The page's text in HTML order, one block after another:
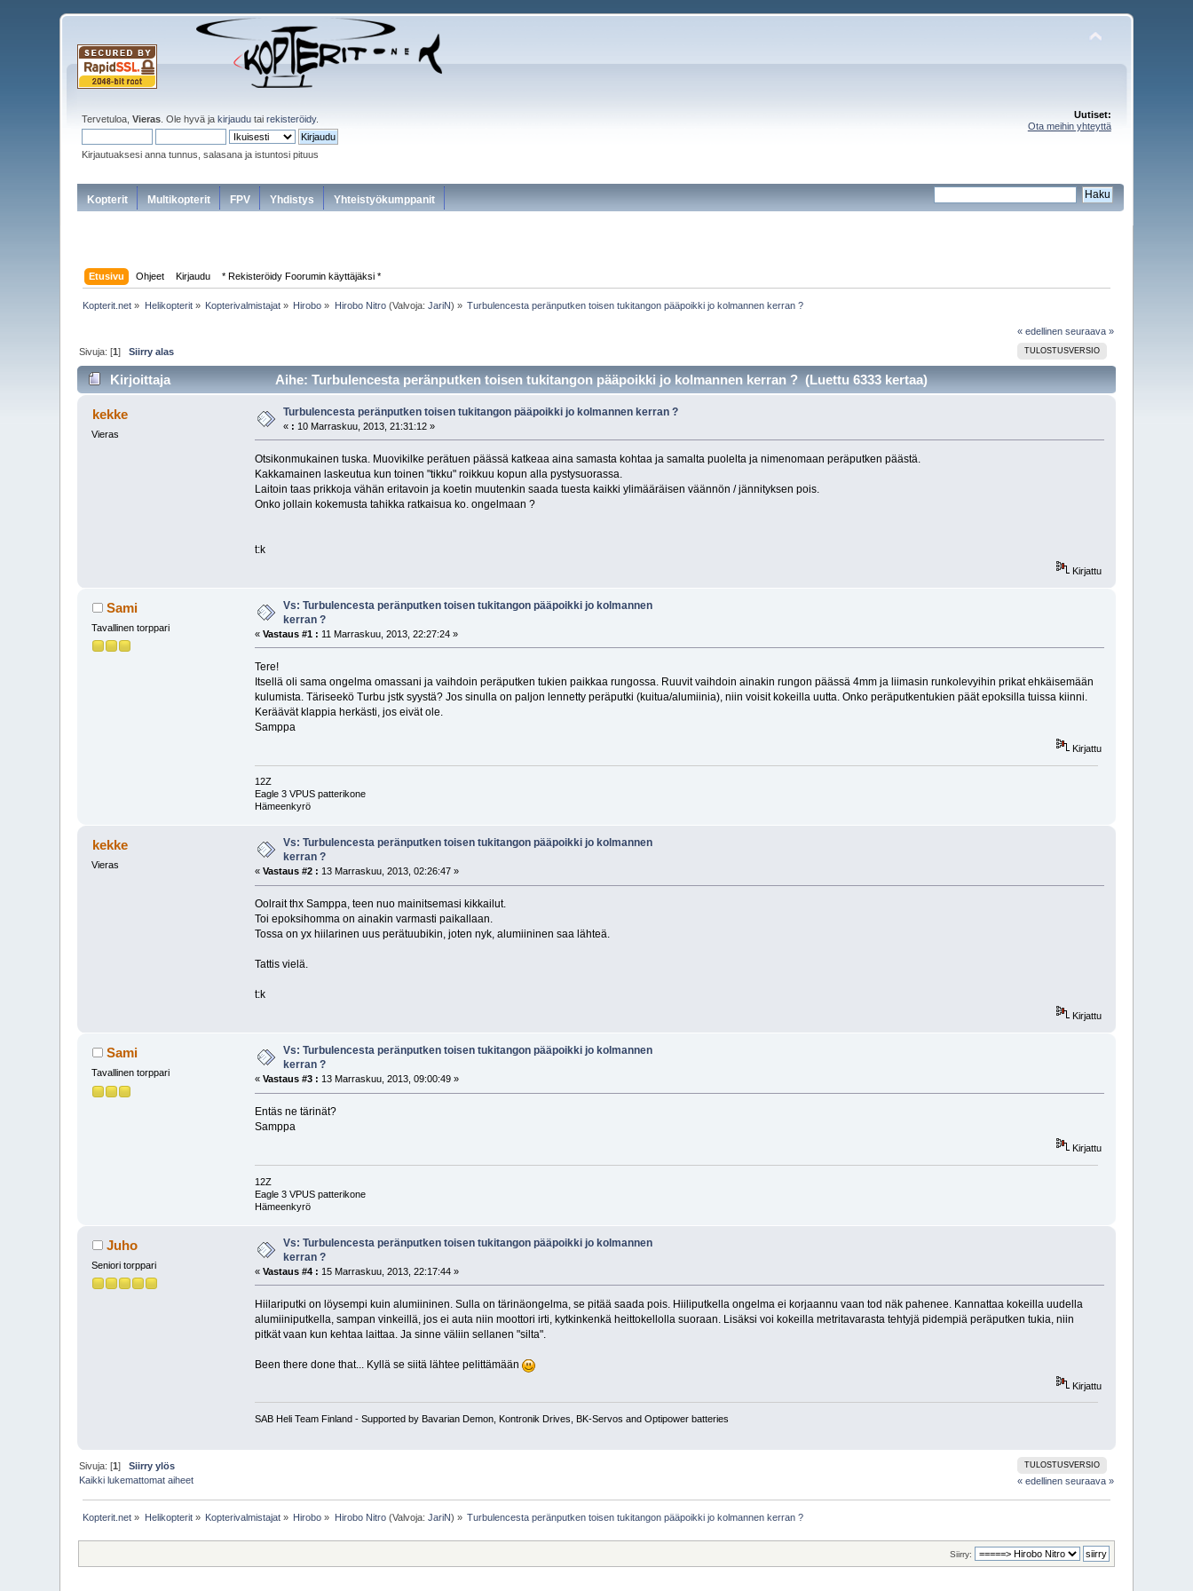
Tervetuloa,Vieras . Ole hyvä jakirjaudu tairekisteröidy.
Kirjautuaksesi anna tunnus, salasana ja istuntosi pituus
Uutiset:
Ota meihin yhteyttä
Kopterit Multikopterit FPV Yhdistys Yhteistyökumppanit
Etusivu Ohjeet Kirjaudu * Rekisteröidy Foorumin käyttäjäksi *
Kopterit.net » Helikopterit» Kopterivalmistajat » Hirobo » Hirobo Nitro(Valvoja: JariN) » Turbulencesta peränputken toisen tukitangon pääpoikki jo kolmannen kerran ?
« edellinen seuraava »
TULOSTUSVERSIO
Sivuja: [1]Siirry alas
Kirjoittaja Aihe: Turbulencesta peränputken toisen tukitangon pääpoikki jo kolmannen kerran ? (Luettu 6333 kertaa)
kekke
Vieras
Turbulencesta peränputken toisen tukitangon pääpoikki jo kolmannen kerran ?
« : 10 Marraskuu, 2013, 21:31:12 »
Otsikonmukainen tuska. Muovikilke perätuen päässä katkeaa aina samasta kohtaa ja samalta puolelta ja nimenomaan peräputken päästä.
Kakkamainen laskeutua kun toinen "tikku" roikkuu kopun alla pystysuorassa.
Laitoin taas prikkoja vähän eritavoin ja koetin muutenkin saada tuesta kaikki ylimääräisen väännön / jännityksen pois.
Onko jollain kokemusta tahikka ratkaisua ko. ongelmaan ?
t:k
Kirjattu
Sami
Tavallinen torppari
Vs: Turbulencesta peränputken toisen tukitangon pääpoikki jo kolmannen
kerran ?
« Vastaus #1 : 11 Marraskuu, 2013, 22:27:24 »
Tere!
Itsellä oli sama ongelma omassani ja vaihdoin peräputken tukien paikkaa rungossa. Ruuvit vaihdoin ainakin rungon päässä 4mm ja liimasin runkolevyihin prikat ehkäisemään
kulumista. Täriseekö Turbu jstk syystä? Jos sinulla on paljon lennetty peräputki (kuitua/alumiinia), niin voisit kokeilla uutta. Onko peräputkentukien päät epoksilla tuissa kiinni.
Keräävät klappia herkästi, jos eivät ole.
Samppa
Kirjattu
12Z
Eagle 3 VPUS patterikone
Hämeenkyrö
kekke
Vieras
Vs: Turbulencesta peränputken toisen tukitangon pääpoikki jo kolmannen
kerran ?
« Vastaus #2 : 13 Marraskuu, 2013, 02:26:47 »
Oolrait thx Samppa, teen nuo mainitsemasi kikkailut.
Toi epoksihomma on ainakin varmasti paikallaan.
Tossa on yx hiilarinen uus perätuubikin, joten nyk, alumiininen saa lähteä.
Tattis vielä.
t:k
Kirjattu
Sami
Tavallinen torppari
Vs: Turbulencesta peränputken toisen tukitangon pääpoikki jo kolmannen
kerran ?
« Vastaus #3 : 13 Marraskuu, 2013, 09:00:49 »
Entäs ne tärinät?
Samppa
Kirjattu
12Z
Eagle 3 VPUS patterikone
Hämeenkyrö
Juho
Seniori torppari
Vs: Turbulencesta peränputken toisen tukitangon pääpoikki jo kolmannen
kerran ?
« Vastaus #4 : 15 Marraskuu, 2013, 22:17:44 »
Hiilariputki on löysempi kuin alumiininen. Sulla on tärinäongelma, se pitää saada pois. Hiiliputkella ongelma ei korjaannu vaan tod näk pahenee. Kannattaa kokeilla uudella
alumiiniputkella, sampan vinkeillä, jos ei auta niin moottori irti, kytkinkenkä heittokellolla suoraan. Lisäksi voi kokeilla metritavarasta tehtyjä pidempiä peräputken tukia, niin
pitkät vaan kun kehtaa laittaa. Ja sinne väliin sellanen "silta".
Been there done that... Kyllä se siitä lähtee pelittämään
Kirjattu
SAB Heli Team Finland - Supported by Bavarian Demon, Kontronik Drives, BK-Servos and Optipower batteries
TULOSTUSVERSIO
Sivuja: [1]Siirry ylös
Kaikki lukemattomat aiheet
« edellinen seuraava »
Kopterit.net » Helikopterit» Kopterivalmistajat » Hirobo » Hirobo Nitro(Valvoja: JariN) » Turbulencesta peränputken toisen tukitangon pääpoikki jo kolmannen kerran ?
Siirry: